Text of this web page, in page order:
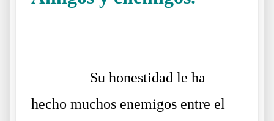
Su honestidad le ha
hecho muchos enemigos entre el